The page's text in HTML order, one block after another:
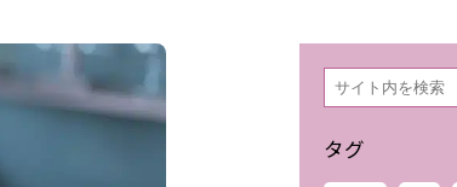
リスティング汚染の削除対策
過去の芸能等活動の削除
検
索
タグ